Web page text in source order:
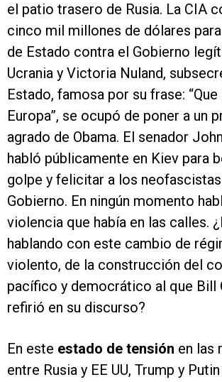
el patio trasero de Rusia. La CIA
cinco mil millones de dólares
de Estado contra el Gobierno
Ucrania y Victoria Nuland,
Estado, famosa por su frase: “Que
Europa”, se ocupó de poner a un
agrado de Obama. El senador
habló públicamente en Kiev para
golpe y felicitar a los
Gobierno. En ningún momento
violencia que había en las calles.
hablando con este cambio de
violento, de la construcción del
pacífico y democrático al que Bill
refirió en su discurso?
En este estado de tensión en las
entre Rusia y EE UU, Trump y